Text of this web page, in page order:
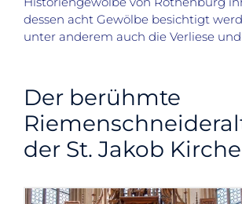
dessen acht Gewölbe besichtigt
unter anderem auch die Verliese
Der berühmte
der St. Jakob Kirche